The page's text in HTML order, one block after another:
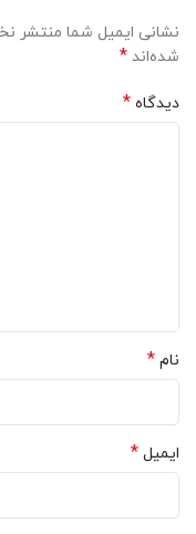
نشانی ایمیل شما منتشر
شده‌اند *
دیدگاه *
نام *
ایمیل *